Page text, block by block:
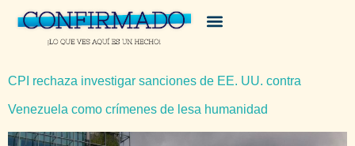
CPI rechaza investigar sanciones de EE. UU. contra
Venezuela como crímenes de lesa humanidad